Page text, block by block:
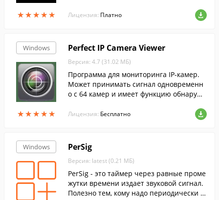
★★★★★
★★★★★ Лицензия: Платно
Windows
★★★★★
★★★★★
Perfect IP Camera Viewer
Версия: 4.7 (31.02 МБ)
Программа для мониторинга IP-камер.
Может принимать сигнал одновременн
о с 64 камер и имеет функцию обнаруже
Лицензия: Бесплатно
Windows PerSig
Версия: latest (0.21 МБ)
PerSig - это таймер через равные проме
жутки времени издает звуковой сигнал.
Полезно тем, кому надо периодически д